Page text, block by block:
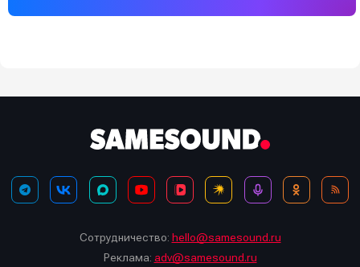
Сотрудничество: hello@samesound.ru
Реклама: adv@samesound.ru